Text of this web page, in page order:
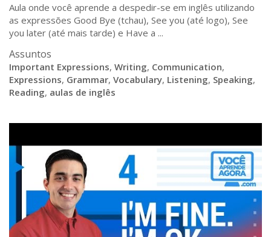
Aula onde você aprende a despedir-se em inglês utilizando
as expressões Good Bye (tchau), See you (até logo), See
you later (até mais tarde) e Have a ...
Assuntos
Important Expressions, Writing, Communication,
Expressions, Grammar, Vocabulary, Listening, Speaking,
Reading, aulas de inglês